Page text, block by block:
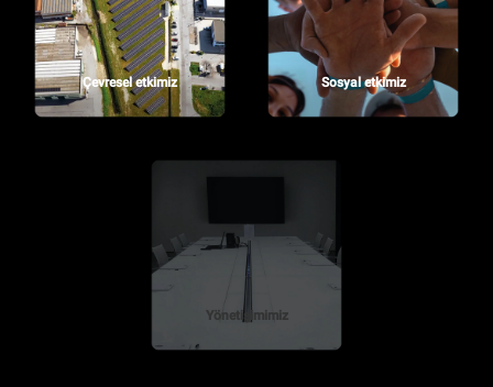
Çevresel etkimiz Sosyal etkimiz
Yönetişimimiz